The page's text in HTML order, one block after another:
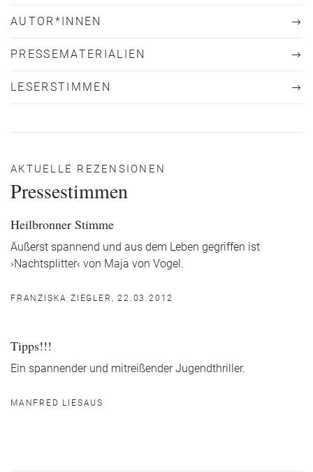
AUTOR*INNEN
PRESSEMATERIALIEN
LESERSTIMMEN
AKTUELLE REZENSIONEN
Pressestimmen
Heilbronner Stimme
Äußerst spannend und aus dem Leben gegriffen ist
›Nachtsplitter‹ von Maja von Vogel.
FRANZISKA ZIEGLER, 22.03.2012
Tipps!!!
Ein spannender und mitreißender Jugendthriller.
MANFRED LIESAUS